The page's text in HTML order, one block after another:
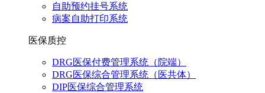
自助预约挂号系统
病案自助打印系统
医保质控
DRG医保付费管理系统（院端）
DRG医保综合管理系统（医共体）
DIP医保综合管理系统